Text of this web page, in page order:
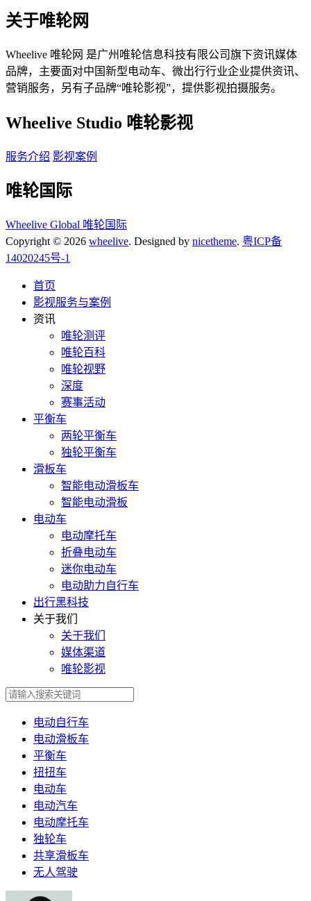
关于唯轮网
Wheelive 唯轮网 是广州唯轮信息科技有限公司旗下资讯媒体
品牌，主要面对中国新型电动车、微出行行业企业提供资讯、
营销服务，另有子品牌“唯轮影视”，提供影视拍摄服务。
Wheelive Studio 唯轮影视
服务介绍 影视案例
唯轮国际
Wheelive Global 唯轮国际
Copyright © 2026 wheelive. Designed by nicetheme. 粤ICP备
14020245号-1
首页
影视服务与案例
资讯
唯轮测评
唯轮百科
唯轮视野
深度
赛事活动
平衡车
两轮平衡车
独轮平衡车
滑板车
智能电动滑板车
智能电动滑板
电动车
电动摩托车
折叠电动车
迷你电动车
电动助力自行车
出行黑科技
关于我们
关于我们
媒体渠道
唯轮影视
电动自行车
电动滑板车
平衡车
扭扭车
电动车
电动汽车
电动摩托车
独轮车
共享滑板车
无人驾驶